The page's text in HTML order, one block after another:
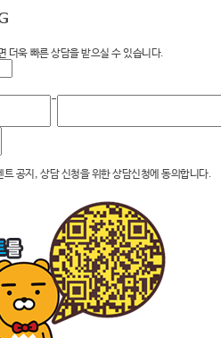
.더욱 빠른 상담을 받으실 수 있습니다.
-
트 공지, 상담 신청을 위한 상담신청에 동의합니다.